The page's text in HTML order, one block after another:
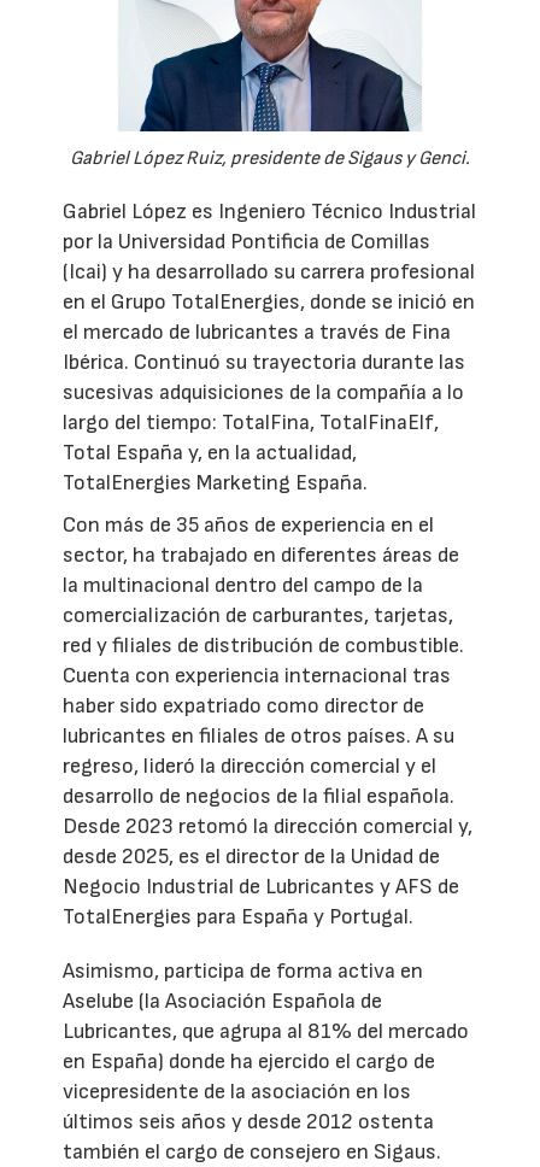
Gabriel López Ruiz, presidente de Sigaus y Genci.
Gabriel López es Ingeniero Técnico Industrial
por la Universidad Pontificia de Comillas
(Icai) y ha desarrollado su carrera profesional
en el Grupo TotalEnergies, donde se inició en
el mercado de lubricantes a través de Fina
Ibérica. Continuó su trayectoria durante las
sucesivas adquisiciones de la compañía a lo
largo del tiempo: TotalFina, TotalFinaElf,
Total España y, en la actualidad,
TotalEnergies Marketing España.
Con más de 35 años de experiencia en el
sector, ha trabajado en diferentes áreas de
la multinacional dentro del campo de la
comercialización de carburantes, tarjetas,
red y filiales de distribución de combustible.
Cuenta con experiencia internacional tras
haber sido expatriado como director de
lubricantes en filiales de otros países. A su
regreso, lideró la dirección comercial y el
desarrollo de negocios de la filial española.
Desde 2023 retomó la dirección comercial y,
desde 2025, es el director de la Unidad de
Negocio Industrial de Lubricantes y AFS de
TotalEnergies para España y Portugal.
Asimismo, participa de forma activa en
Aselube (la Asociación Española de
Lubricantes, que agrupa al 81% del mercado
en España) donde ha ejercido el cargo de
vicepresidente de la asociación en los
últimos seis años y desde 2012 ostenta
también el cargo de consejero en Sigaus.